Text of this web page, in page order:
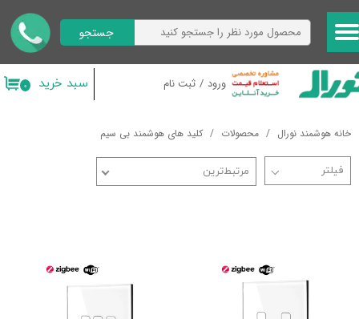
ورود / ثبت نام
حساب کاربری من
تغییر گذر واژه
خروج از حساب کاربری
جستجو
۰ سبد خرید
خانه هوشمند نورال محصولات کلید های هوشمند بی سیم
مرتبط‌ترین